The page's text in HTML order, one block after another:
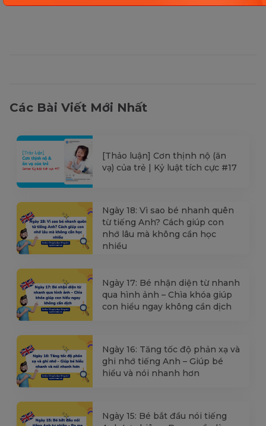
Các Bài Viết Mới Nhất
[Thảo luận] Cơn thịnh nộ (ăn
vạ) của trẻ | Kỷ luật tích cực #17
Ngày 18: Vì sao bé nhanh quên
từ tiếng Anh? Cách giúp con
nhớ lâu mà không cần học
nhiều
Ngày 17: Bé nhận diện từ nhanh
qua hình ảnh – Chìa khóa giúp
con hiểu ngay không cần dịch
Ngày 16: Tăng tốc độ phản xạ và
ghi nhớ tiếng Anh – Giúp bé
hiểu và nói nhanh hơn
Ngày 15: Bé bắt đầu nói tiếng